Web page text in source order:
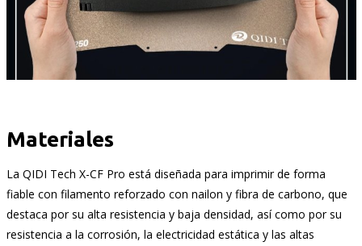
Materiales
La QIDI Tech X-CF Pro está diseñada para imprimir de forma
fiable con filamento reforzado con nailon y fibra de carbono, que
destaca por su alta resistencia y baja densidad, así como por su
resistencia a la corrosión, la electricidad estática y las altas